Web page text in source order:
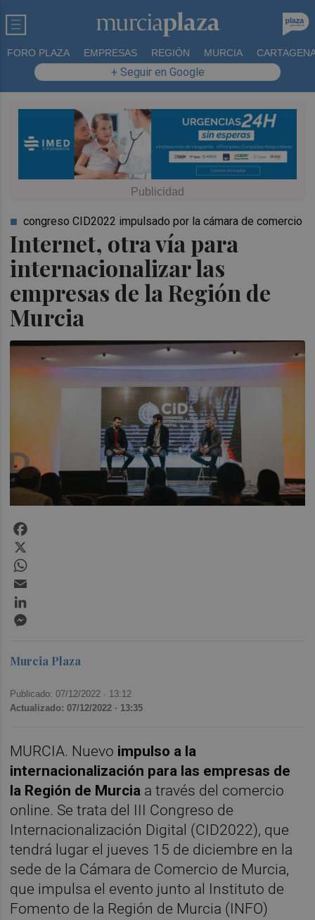
FORO PLAZA EMPRESAS REGIÓN MURCIA
+ Seguir en Google
Internet, otra vía para
internacionalizar las
empresas de la Región de
Murcia
congreso CID2022 impulsado por la cámara de comercio
Murcia Plaza
Publicado: 07/12/2022 · 13:12
Actualizado: 07/12/2022 · 13:35
MURCIA. Nuevo impulso a la
internacionalización para las empresas de
la Región de Murcia a través del comercio
online. Se trata del III Congreso de
Internacionalización Digital (CID2022), que
tendrá lugar el jueves 15 de diciembre en la
sede de la Cámara de Comercio de Murcia,
que impulsa el evento junto al Instituto de
Fomento de la Región de Murcia (INFO)